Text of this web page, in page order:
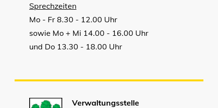
Sprechzeiten
Mo - Fr 8.30 - 12.00 Uhr
sowie Mo + Mi 14.00 - 16.00 Uhr
und Do 13.30 - 18.00 Uhr
Verwaltungsstelle